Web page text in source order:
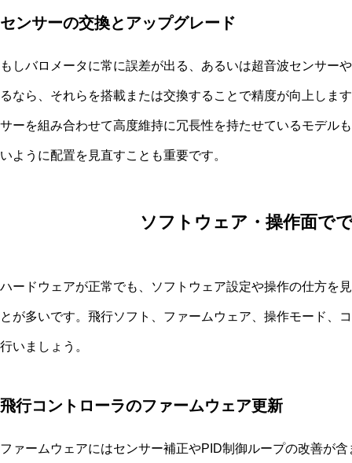
センサーの交換とアップグレード
もしバロメータに常に誤差が出る、あるいは超音波センサー
るなら、それらを搭載または交換することで精度が向上しま
サーを組み合わせて高度維持に冗長性を持たせているモデル
いように配置を見直すことも重要です。
ソフトウェア・操作面で
ハードウェアが正常でも、ソフトウェア設定や操作の仕方を
とが多いです。飛行ソフト、ファームウェア、操作モード、
行いましょう。
飛行コントローラのファームウェア更新
ファームウェアにはセンサー補正やPID制御ループの改善が